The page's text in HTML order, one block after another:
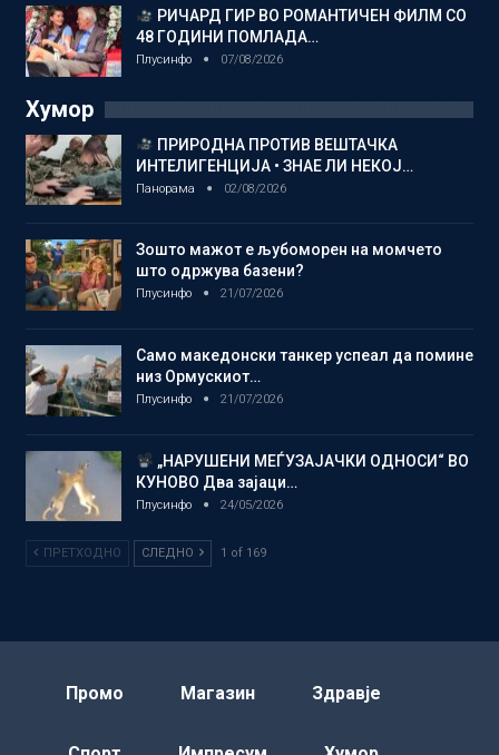
РИЧАРД ГИР ВО РОМАНТИЧЕН ФИЛМ СО
48 ГОДИНИ ПОМЛАДА…
Плусинфо 07/08/2026
Хумор
ПРИРОДНА ПРОТИВ ВЕШТАЧКА
ИНТЕЛИГЕНЦИЈА • ЗНАЕ ЛИ НЕКОЈ…
Панорама 02/08/2026
Зошто мажот е љубоморен на момчето
што одржува базени?
Плусинфо 21/07/2026
Само македонски танкер успеал да помине
низ Ормускиот…
Плусинфо 21/07/2026
„НАРУШЕНИ МЕЃУЗАЈАЧКИ ОДНОСИ“ ВО
КУНОВО Два зајаци…
Плусинфо 24/05/2026
ПРЕТХОДНО СЛЕДНО 1 of 169
Промо Магазин Здравје